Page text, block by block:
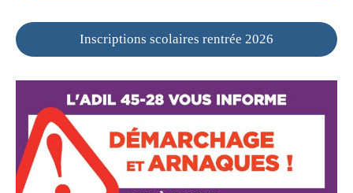
Inscriptions scolaires rentrée 2026